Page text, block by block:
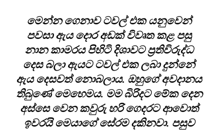
මෙන්න ගෙනාව ටවල් එක යනුවෙන්
පවසා ඇය දොර අඩක් විවෘත කළ පසු
නාන කාමරය පිහිටි දිශාවට ප්‍රතිවිරුද්ධ
දෙස බලා ඇයට ටවල් එක ලබා දුන්නේ
ඇය දෙසවත් නොබලාය. ඔහුගේ අවදානය
තිබුණේ මෙහෙමය. මම බිරිදට මේක දෙන
අස්සෙ වෙන ⁣කවුරු හරි ගෙදරට ආවොත්
ඉවරයි මෙයාගේ සේරම දකිනවා. පසුව